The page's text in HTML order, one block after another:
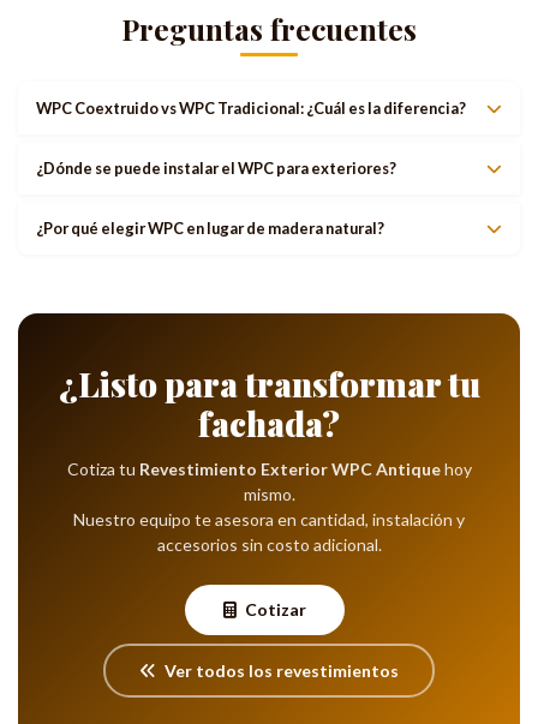
Preguntas frecuentes
WPC Coextruido vs WPC Tradicional: ¿Cuál es la diferencia?
¿Dónde se puede instalar el WPC para exteriores?
¿Por qué elegir WPC en lugar de madera natural?
¿Listo para transformar tu
fachada?
Cotiza tu Revestimiento Exterior WPC Antiquehoy
mismo.
Nuestro equipo te asesora en cantidad, instalación y
accesorios sin costo adicional.
Cotizar
Ver todos los revestimientos